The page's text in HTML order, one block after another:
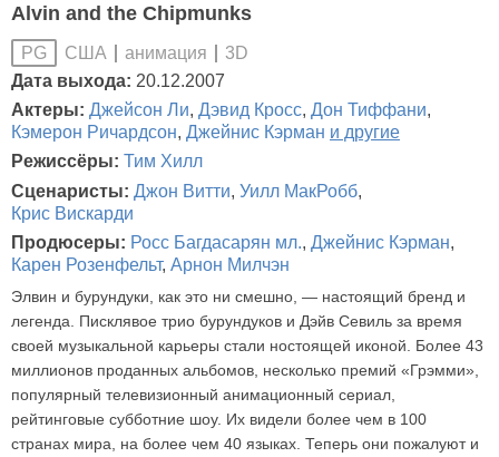
Alvin and the Chipmunks
PG США анимация
3D
Дата выхода: 20.12.2007
Актеры: Джейсон Ли, Дэвид Кросс, Дон Тиффани,
Кэмерон Ричардсон, Джейнис Кэрман и другие
Режиссёры: Тим Хилл
Сценаристы: Джон Витти, Уилл МакРобб,
Крис Вискарди
Продюсеры: Росс Багдасарян мл., Джейнис Кэрман,
Карен Розенфельт, Арнон Милчэн
Элвин и бурундуки, как это ни смешно, — настоящий бренд и
легенда. Писклявое трио бурундуков и Дэйв Севиль за время
своей музыкальной карьеры стали ностоящей иконой. Более 43
миллионов проданных альбомов, несколько премий «Грэмми»,
популярный телевизионный анимационный сериал,
рейтинговые субботние шоу. Их видели более чем в 100
странах мира, на более чем 40 языках. Теперь они пожалуют и